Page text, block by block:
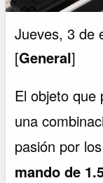
Jueves, 3 de
[General]
El objeto que
una
pasión por
mando de